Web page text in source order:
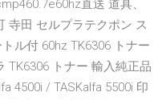
直送 道具、
寺田 セルプラテクポン ス
ル付 60hz TK6306 トナー
TK6306 トナー 輸入純正品
4500i / TASKalfa 5500i 印